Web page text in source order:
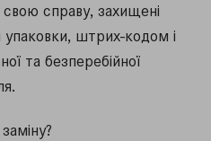
справу, захищені
штрих-кодом і
та безперебійної